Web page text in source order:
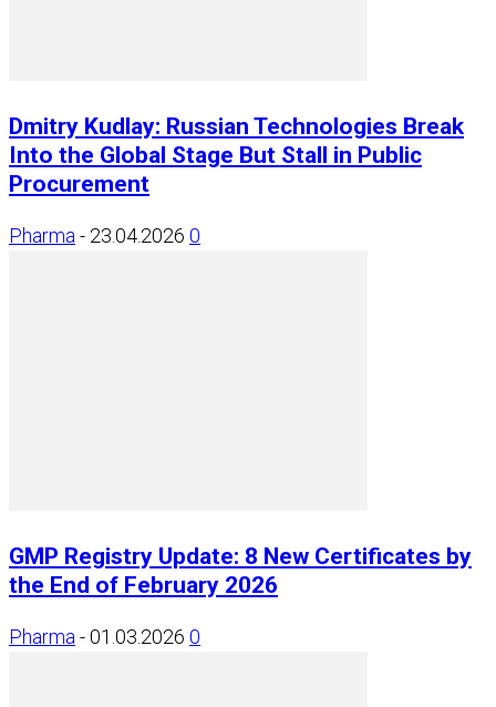
Dmitry Kudlay: Russian Technologies Break
Into the Global Stage But Stall in Public
Procurement
Pharma - 23.04.2026 0
GMP Registry Update: 8 New Certificates by
the End of February 2026
Pharma -01.03.2026 0